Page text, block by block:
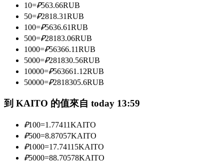
成為跟單交易員
坐享盈利分成和跟單分傭
10=₽563.66RUB
50=₽2818.31RUB
100=₽5636.61RUB
500=₽28183.06RUB
1000=₽56366.11RUB
5000=₽281830.56RUB
10000=₽563661.12RUB
50000=₽2818305.6RUB
到 KAITO 的值來自 today 13:59
₽100=1.77411KAITO
₽500=8.87057KAITO
₽1000=17.74115KAITO
₽5000=88.70578KAITO